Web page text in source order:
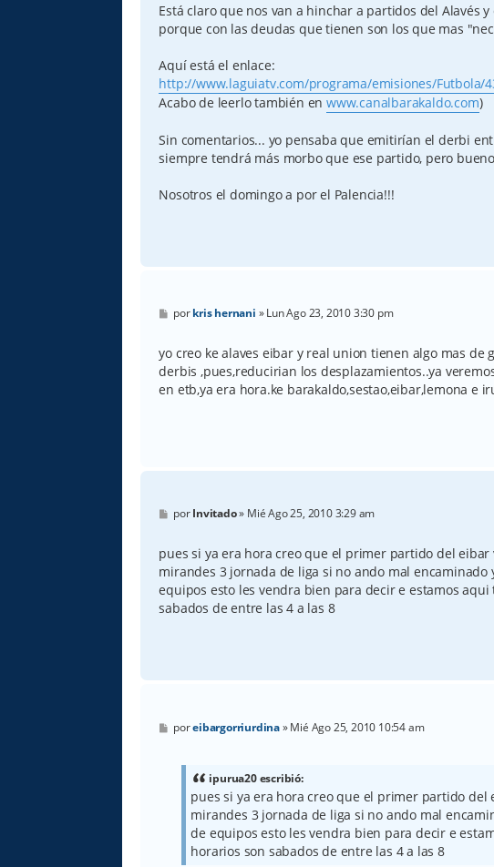
Está claro que nos van a hinchar a partidos del Alavés y
porque con las deudas que tienen son los que mas
Aquí está el enlace:
http://www.laguiatv.com/programa/emisiones/Futbola/
Acabo de leerlo también enwww.canalbarakaldo.com)
Sin comentarios... yo pensaba que emitirían el derbi
siempre tendrá más morbo que ese partido, pero
Nosotros el domingo a por el Palencia!!!
M
e
s
a
j
e
porkris hernani »Lun Ago 23, 2010 3:30 pm
yo creo ke alaves eibar y real union tienen algo mas de
derbis ,pues,reducirian los desplazamientos..ya
en etb,ya era hora.ke barakaldo,sestao,eibar,lemona e
M
e
s
a
j
e
porInvitado» Mié Ago 25, 2010 3:29 am
pues si ya era hora creo que el primer partido del eibar
mirandes 3 jornada de liga si no ando mal encaminado
equipos esto les vendra bien para decir e estamos aqui
sabados de entre las 4 a las 8
M
e
poreibargorriurdina»Mié Ago 25, 2010 10:54 am
ipurua20 escribió:
pues si ya era hora creo que el primer partido del
mirandes 3 jornada de liga si no ando mal
de equipos esto les vendra bien para decir e
horarios son sabados de entre las 4 a las 8